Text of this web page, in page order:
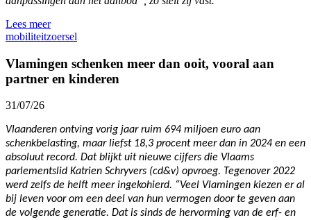
Lees meer
mobiliteitzoersel
Vlamingen schenken meer dan ooit, vooral aan
partner en kinderen
31/07/26
Vlaanderen ontving vorig jaar ruim 694 miljoen euro aan
schenkbelasting, maar liefst 18,3 procent meer dan in 2024 en een
absoluut record. Dat blijkt uit nieuwe cijfers die Vlaams
parlementslid Katrien Schryvers (cd&v) opvroeg. Tegenover 2022
werd zelfs de helft meer ingekohierd. “Veel Vlamingen kiezen er al
bij leven voor om een deel van hun vermogen door te geven aan
de volgende generatie. Dat is sinds de hervorming van de erf- en